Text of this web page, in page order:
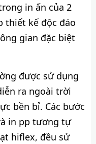
in ấn của 2
thiết kế độc đáo
gian đặc biệt
được sử dụng
ra ngoài trời
bền bỉ. Các bước
in pp tương tự
hiflex, đều sử